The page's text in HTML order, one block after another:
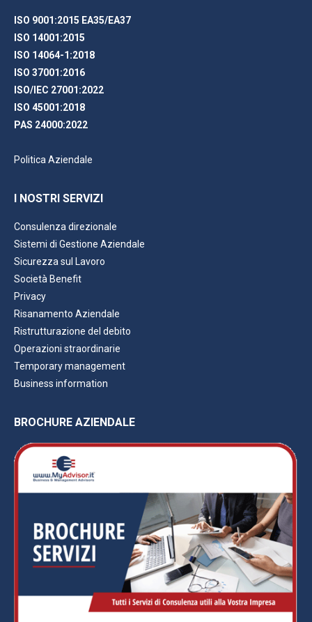
ISO 9001:2015 EA35/EA37
ISO 14001:2015
ISO 14064-1:2018
ISO 37001:2016
ISO/IEC 27001:2022
ISO 45001:2018
PAS 24000:2022
Politica Aziendale
I NOSTRI SERVIZI
Consulenza direzionale
Sistemi di Gestione Aziendale
Sicurezza sul Lavoro
Società Benefit
Privacy
Risanamento Aziendale
Ristrutturazione del debito
Operazioni straordinarie
Temporary management
Business information
BROCHURE AZIENDALE